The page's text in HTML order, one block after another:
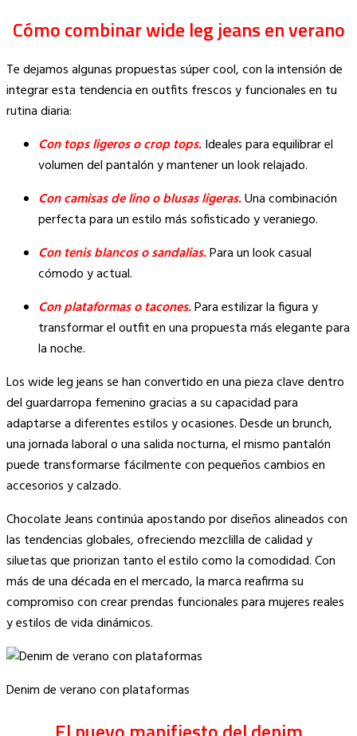
Cómo combinar wide leg jeans en verano
Te dejamos algunas propuestas súper cool, con la intensión de
integrar esta tendencia en outfits frescos y funcionales en tu
rutina diaria:
Con tops ligeros o crop tops.Ideales para equilibrar el
volumen del pantalón y mantener un look relajado.
Con camisas de lino o blusas ligeras.Una combinación
perfecta para un estilo más sofisticado y veraniego.
Con tenis blancos o sandalias.Para un look casual
cómodo y actual.
Con plataformas o tacones.Para estilizar la figura y
transformar el outfit en una propuesta más elegante para
la noche.
Los wide leg jeans se han convertido en una pieza clave dentro
del guardarropa femenino gracias a su capacidad para
adaptarse a diferentes estilos y ocasiones. Desde un brunch,
una jornada laboral o una salida nocturna, el mismo pantalón
puede transformarse fácilmente con pequeños cambios en
accesorios y calzado.
Chocolate Jeans continúa apostando por diseños alineados con
las tendencias globales, ofreciendo mezclilla de calidad y
siluetas que priorizan tanto el estilo como la comodidad. Con
más de una década en el mercado, la marca reafirma su
compromiso con crear prendas funcionales para mujeres reales
y estilos de vida dinámicos.
Denim de verano con plataformas